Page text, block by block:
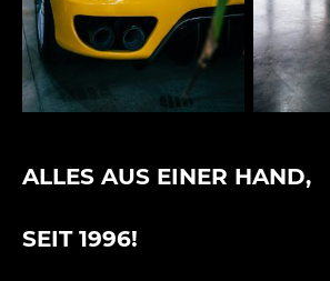
ALLES AUS EINER
SEIT 1996!